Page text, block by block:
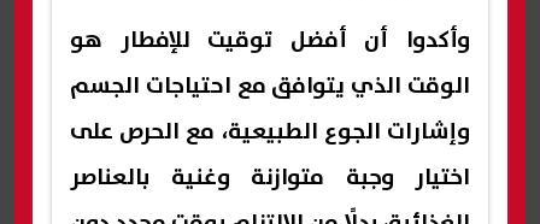
وأكدوا أن أفضل توقيت للإفطار هو
الوقت الذي يتوافق مع احتياجات الجسم
وإشارات الجوع الطبيعية، مع الحرص على
اختيار وجبة متوازنة وغنية بالعناصر